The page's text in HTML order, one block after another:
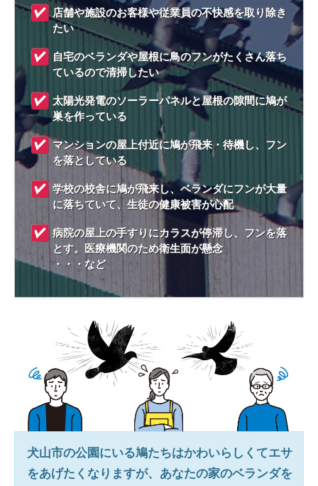
店舗や施設のお客様や従業員の不快感を取り除き
たい
自宅のベランダや屋根に鳥のフンがたくさん落ち
ているので清掃したい
太陽光発電のソーラーパネルと屋根の隙間に鳩が
巣を作っている
マンションの屋上付近に鳩が飛来・待機し、フン
を落としている
学校の校舎に鳩が飛来し、ベランダにフンが大量
に落ちていて、生徒の健康被害が心配
病院の屋上の手すりにカラスが停滞し、フンを落
とす。医療機関のため衛生面が懸念
・・・など
犬山市の公園にいる鳩たちはかわいらしくてエサ
をあげたくなりますが、あなたの家のベランダを